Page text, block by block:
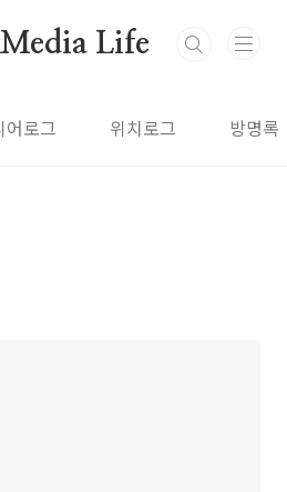
Life
어로그 위치로그 방명록